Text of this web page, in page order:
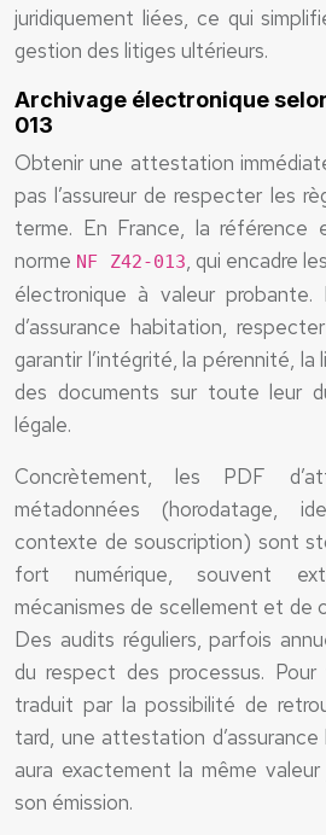
juridiquement liées, ce qui
gestion des litiges ultérieurs.
Archivage électronique
013
Obtenir une attestation
pas l’assureur de respecter les
terme. En France, la référence
norme NF Z42-013, qui encadre
électronique à valeur
d’assurance habitation,
garantir l’intégrité, la pérennité,
des documents sur toute leur
légale.
Concrètement, les PDF
métadonnées (horodatage,
contexte de souscription) sont
fort numérique, souvent
mécanismes de scellement et de
Des audits réguliers, parfois
du respect des processus.
traduit par la possibilité de
tard, une attestation
aura exactement la même valeur
son émission.